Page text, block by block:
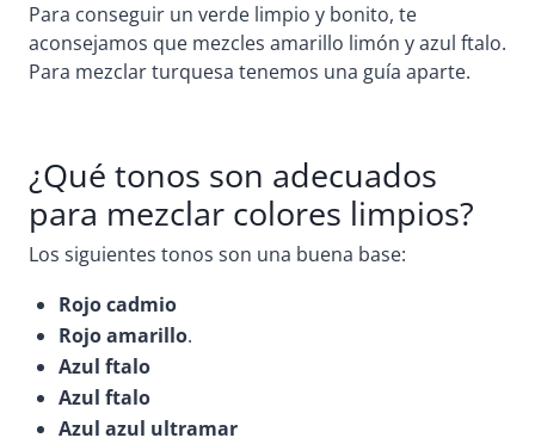
Para conseguir un verde limpio y bonito, te
aconsejamos que mezcles amarillo limón y azul ftalo.
Para mezclar turquesa tenemos una guía aparte.
¿Qué tonos son adecuados
para mezclar colores limpios?
Los siguientes tonos son una buena base:
Rojo cadmio
Rojo amarillo.
Azul ftalo
Azul ftalo
Azul azul ultramar